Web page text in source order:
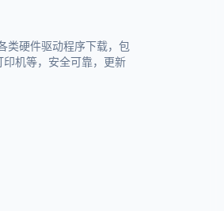
类硬件驱动程序下载，包
机等，安全可靠，更新